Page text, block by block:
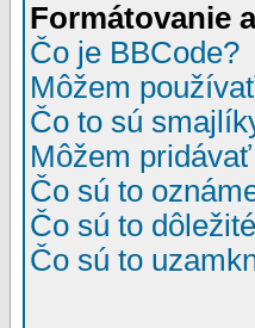
Formátovanie
Čo je BBCode?
Môžem
Čo to sú
Môžem
Čo sú to
Čo sú to
Čo sú to